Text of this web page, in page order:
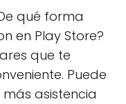
qué forma
en Play Store?
que te
Puede
asistencia